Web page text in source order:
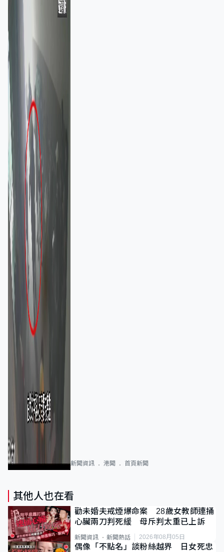
新聞資訊 港聞 首頁新聞
其他人也在看
勸未婚夫戒煙爆命案 28歲女教師連捅
心臟兩刀判死緩 母斥判太重已上訴
新聞資訊 新聞熱話 2026年08月05日
偶像「不點名」談粉絲越界 日女死忠